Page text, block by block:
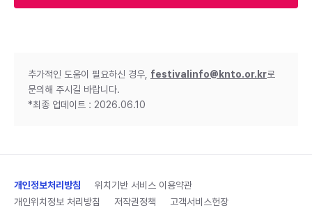
추가적인 도움이 필요하신 경우, festivalinfo@knto.or.kr로
문의해 주시길 바랍니다.
*최종 업데이트 : 2026.06.10
개인정보처리방침
위치기반 서비스 이용약관
개인위치정보 처리방침
저작권정책 고객서비스헌장